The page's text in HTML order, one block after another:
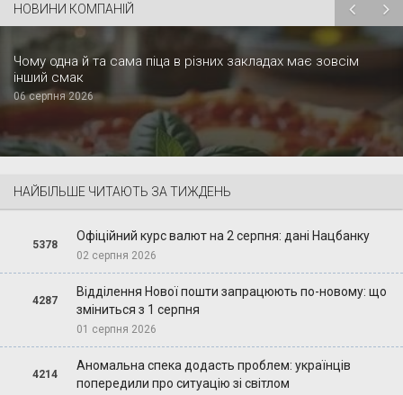
НОВИНИ КОМПАНІЙ
Чому одна й та сама піца в різних закладах має зовсім
інший смак
06 серпня 2026
НАЙБІЛЬШЕ ЧИТАЮТЬ ЗА ТИЖДЕНЬ
5378
Офіційний курс валют на 2 серпня: дані Нацбанку
02 серпня 2026
4287
Відділення Нової пошти запрацюють по-новому: що
зміниться з 1 серпня
01 серпня 2026
4214
Аномальна спека додасть проблем: українців
попередили про ситуацію зі світлом